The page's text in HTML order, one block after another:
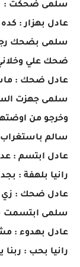
سلمى ضحكت :
عادل بهزار :
سلمى بضحك
ضحك علي
عادل ضحك :
سلمى جهزت
وخرجو من
سالم
عادل ابتسم :
رانيا بلهفة :
عادل ضحك : زي
سلمى ابتسمت
عادل بهدوء :
رانيا بحب :